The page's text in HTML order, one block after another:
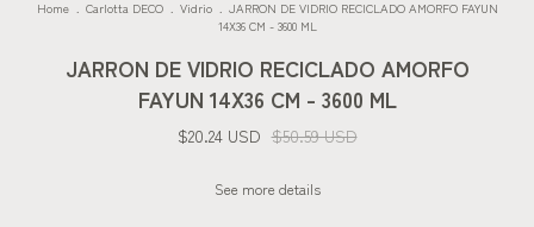
Home . Carlotta DECO . Vidrio . JARRON DE VIDRIO RECICLADO AMORFO FAYUN
14X36 CM - 3600 ML
JARRON DE VIDRIO RECICLADO AMORFO
FAYUN 14X36 CM - 3600 ML
$20.24 USD $50.59 USD
See more details